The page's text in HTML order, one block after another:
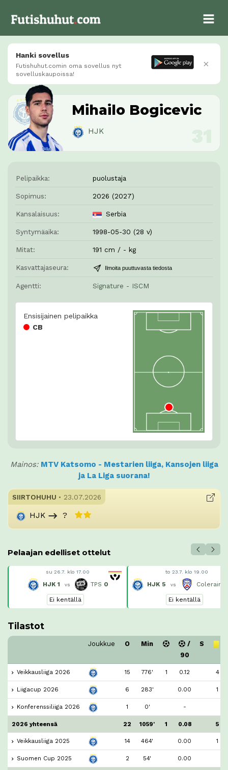
Hanki sovellus
Futishuhut.comin oma sovellus nyt
sovelluskaupoissa!
×
Mihailo Bogicevic
HJK
Pelipaikka: puolustaja
Sopimus: 2026 (2027)
Kansalaisuus: Serbia
Syntymäaika: 1998-05-30 (28 v)
Mitat: 191 cm / - kg
Kasvattajaseura: Ilmoita puuttuvasta tiedosta
Agentti: Signature - ISCM
Ensisijainen pelipaikka
CB
Mainos: MTV Katsomo - Mestarien liiga, Kansojen liiga
ja La Liga suorana!
SIIRTOHUHU • 23.07.2026
HJK ?
Pelaajan edelliset ottelut
su 26.7. klo 17.00
HJK 1 vs TPS 0
Ei kentällä
to 23.7. klo 19.00
HJK 5 vs Coleraine
Ei kentällä
Tilastot
Joukkue O Min
/
90
S
Veikkausliiga 2026 15 776' 1 0.12 4
Liigacup 2026 6 283' 0.00 1
Konferenssiliiga 2026 1 0' -
2026 yhteensä 22 1059' 1 0.08 5
Veikkausliiga 2025 14 464' 0.00 1
Suomen Cup 2025 2 54' 0.00